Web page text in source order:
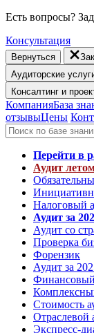
Есть вопросы?
Консультация
Вернуться
Аудиторские
Консалтинг и
КомпанияБаза
отзывыЦены
Перейти в
Аудит
Налоговый
Аудит за
Аудит со
Проверка
Форензик
Аудит за
Стоимость
Отраслевой
Экспресс-